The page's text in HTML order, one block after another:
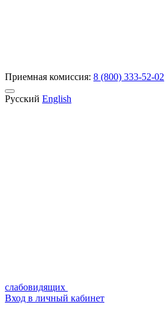
Приемная комиссия: 8 (800) 333-52-02
Русский English
слабовидящих
Вход в личный кабинет